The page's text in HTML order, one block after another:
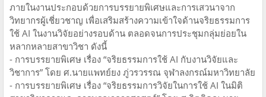
ภายในงานประกอบด้วยการบรรยายพิเศษและการเสวนาจาก
วิทยากรผู้เชี่ยวชาญ เพื่อเสริมสร้างความเข้าใจด้านจริยธรรมการ
ใช้ AI ในงานวิจัยอย่างรอบด้าน ตลอดจนการประชุมกลุ่มย่อยใน
หลากหลายสาขาวิชา ดังนี้
- การบรรยายพิเศษ เรื่อง “จริยธรรมการใช้ AI กับงานวิจัยและ
วิชาการ” โดย ศ.นายแพทย์ยง ภู่วรวรรณ จุฬาลงกรณ์มหาวิทยาลัย
- การบรรยายพิเศษ เรื่อง “จริยธรรมการวิจัยในการใช้ AI ในมิติ